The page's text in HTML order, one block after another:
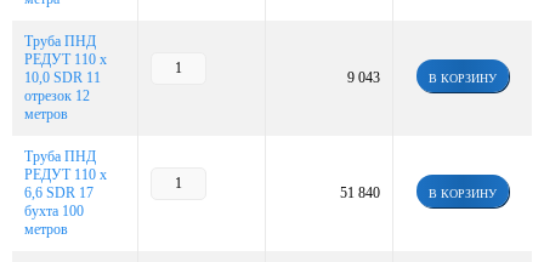
Труба ПНД
РЕДУТ 110 х
10,0 SDR 11
отрезок 12
метров
9 043 В КОРЗИНУ
Труба ПНД
РЕДУТ 110 х
6,6 SDR 17
бухта 100
метров
51 840 В КОРЗИНУ